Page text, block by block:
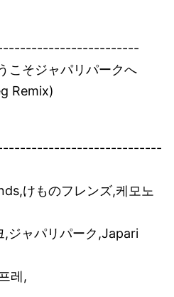
こそジャパリパークへ
Remix)
けものフレンズ,케모노
,ジャパリパーク,Japari
레,